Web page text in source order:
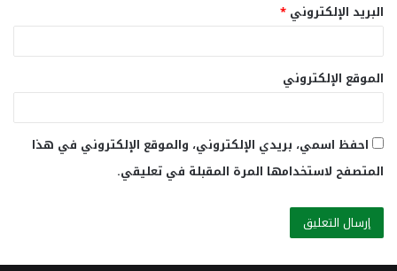
البريد الإلكتروني *
الموقع الإلكتروني
احفظ اسمي، بريدي الإلكتروني، والموقع الإلكتروني في هذا
المتصفح لاستخدامها المرة المقبلة في تعليقي.